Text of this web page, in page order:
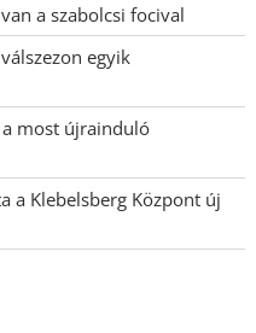
a szabolcsi focival
egyik
a most újrainduló
a Klebelsberg Központ új